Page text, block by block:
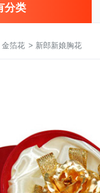
分类
金箔花 > 新郎新娘胸花